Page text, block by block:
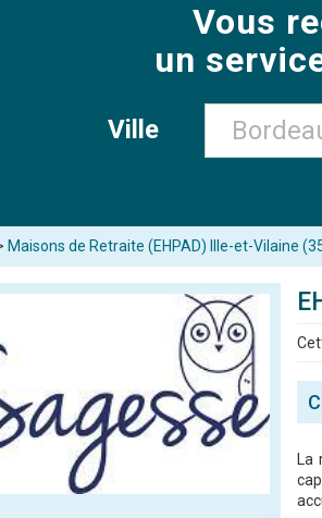
Vous
un
Ville
Maisons de Retraite (EHPAD) Ille-et-Vilaine